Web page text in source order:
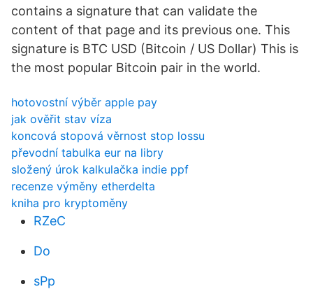
contains a signature that can validate the
content of that page and its previous one. This
signature is BTC USD (Bitcoin / US Dollar) This is
the most popular Bitcoin pair in the world.
hotovostní výběr apple pay
jak ověřit stav víza
koncová stopová věrnost stop lossu
převodní tabulka eur na libry
složený úrok kalkulačka indie ppf
recenze výměny etherdelta
kniha pro kryptoměny
RZeC
Do
sPp